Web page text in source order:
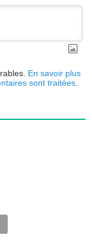
En savoir plus
sont traitées